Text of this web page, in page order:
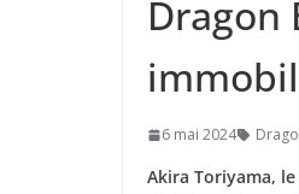
Dragon
6 mai 2024
Akira Toriyama,